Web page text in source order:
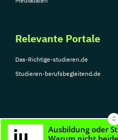
Relevante Portale
Das-Richtige-studieren.de
Studieren-berufsbegleitend.de